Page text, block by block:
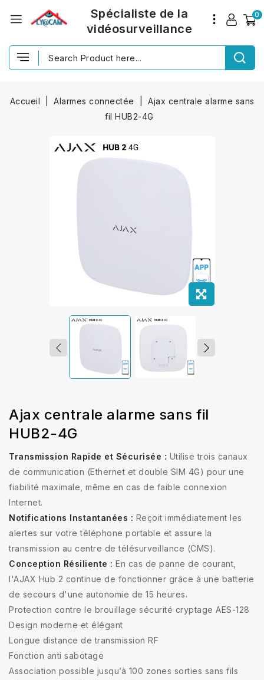
0
Spécialiste de la
vidéosurveillance
Accueil Alarmes connectée
Ajax centrale alarme sans
fil HUB2-4G
Ajax centrale alarme sans fil
HUB2-4G
Transmission Rapide et Sécurisée : Utilise trois canaux
de communication (Ethernet et double SIM 4G) pour une
fiabilité maximale, même en cas de faible connexion
Internet.
Notifications Instantanées : Reçoit immédiatement les
alertes sur votre téléphone portable et assure la
transmission au centre de télésurveillance (CMS).
Conception Résiliente : En cas de panne de courant,
l'AJAX Hub 2 continue de fonctionner grâce à une batterie
de secours d'une autonomie de 15 heures.
Protection contre le brouillage sécurité cryptage AES-128
Design moderne et élégant
Longue distance de transmission RF
Fonction anti sabotage
Association possible jusqu’à 100 zones sorties sans fils